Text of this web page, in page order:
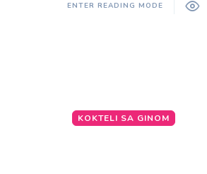
ENTER READING MODE
KOKTELI SA GINOM